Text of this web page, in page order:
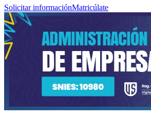
Solicitar informaciónMatricúlate